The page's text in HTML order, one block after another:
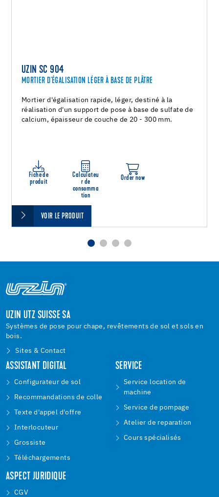
UZIN SC 904
MORTIER D'ÉGALISATION LÉGER À BASE DE PLÂTRE
Mortier d'égalisation rapide, léger, destiné à la
réalisation d'un support de pose à base de sulfate de
calcium, épaisseur de couche de 20 - 300 mm.
Fiche de
produit
Calculateu
r de
consomma
tion
Order now
VOIR LE PRODUIT
UZIN UTZ SUISSE SA
Systèmes de pose pour chape, revêtements de sol et sols en
bois.
Sites & Contact
ASSISTANT DIGITAL
Configurateur de sol
Recommandations de colle
Texte d'appel d'offre
Interlocuteur
Grossiste
Téléchargements
SERVICE
Service location de
machine
Service de pompage
Atelier de reparation
Cours spécialisés
ASPECT JURIDIQUE
CGV